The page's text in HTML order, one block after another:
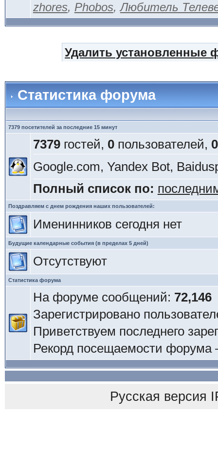
zhores, Phobos,Любитель
Удалить установленные
Статистика форума
7379 посетителей за последние 15 минут
7379гостей, 0пользователей, 0
Google.com, Yandex Bot,
Полный список по:
Поздравляем с днем рождения наших пользователей:
Именинников сегодня нет
Будущие календарные события (в пределах 5 дней)
Отсутствуют
Статистика форума
На форуме сообщений: 72,146
Зарегистрировано
Приветствуем последнего
Рекорд посещаемости
Русская версия